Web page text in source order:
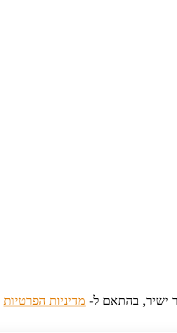
ישיר, בהתאם ל- מדיניות הפרטיות